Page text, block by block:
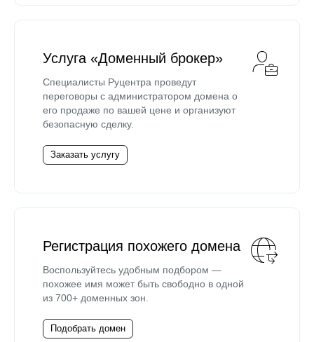
Услуга «Доменный брокер»
Специалисты Руцентра проведут
переговоры с администратором домена о
его продаже по вашей цене и организуют
безопасную сделку.
Заказать услугу
Регистрация похожего домена
Воспользуйтесь удобным подбором —
похожее имя может быть свободно в одной
из 700+ доменных зон.
Подобрать домен